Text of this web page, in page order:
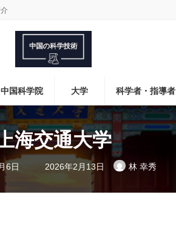
中国科学院 大学 科学者・指導者
海交通大学
6日
最
終
日
2026年2月13日 林 幸秀